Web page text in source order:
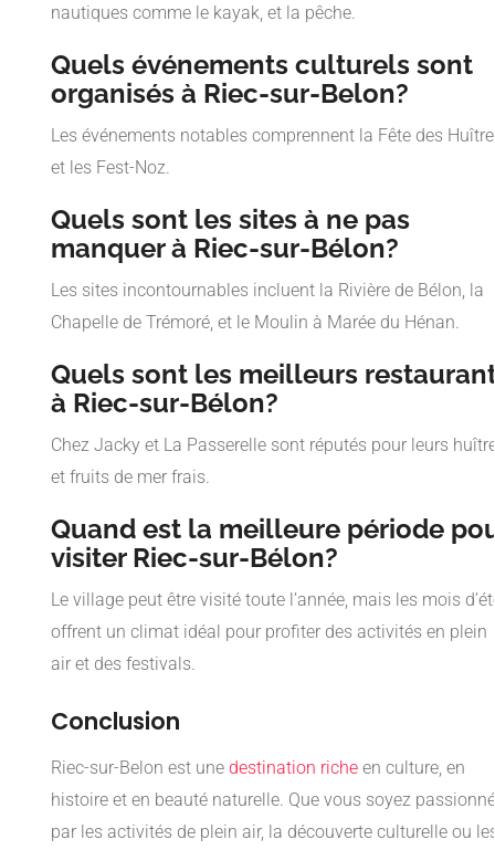
nautiques comme le kayak, et la pêche.
Quels événements culturels sont
organisés à Riec-sur-Belon?
Les événements notables comprennent la Fête des
et les Fest-Noz.
Quels sont les sites à ne pas
manquer à Riec-sur-Bélon?
Les sites incontournables incluent la Rivière de Bélon, la
Chapelle de Trémoré, et le Moulin à Marée du Hénan.
Quels sont les meilleurs
à Riec-sur-Bélon?
Chez Jacky et La Passerelle sont réputés pour leurs
et fruits de mer frais.
Quand est la meilleure période
visiter Riec-sur-Bélon?
Le village peut être visité toute l’année, mais les mois
offrent un climat idéal pour profiter des activités en plein
air et des festivals.
Conclusion
Riec-sur-Belon est une destination riche en culture, en
histoire et en beauté naturelle. Que vous soyez passionné
par les activités de plein air, la découverte culturelle ou